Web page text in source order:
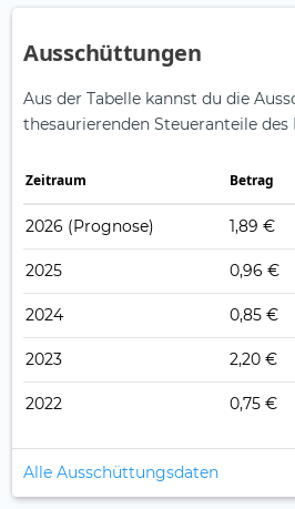
Ausschüttungen
Aus der Tabelle kannst du die
thesaurierenden Steueranteile des
Zeitraum Betrag
2026 (Prognose) 1,89 €
2025 0,96 €
2024 0,85 €
2023 2,20 €
2022 0,75 €
Alle Ausschüttungsdaten